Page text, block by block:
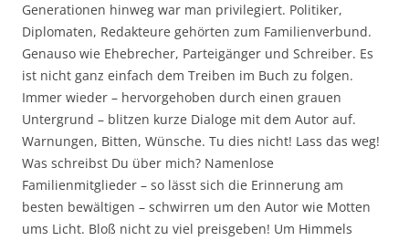
Generationen hinweg war man privilegiert. Politiker,
Diplomaten, Redakteure gehörten zum Familienverbund.
Genauso wie Ehebrecher, Parteigänger und Schreiber. Es
ist nicht ganz einfach dem Treiben im Buch zu folgen.
Immer wieder – hervorgehoben durch einen grauen
Untergrund – blitzen kurze Dialoge mit dem Autor auf.
Warnungen, Bitten, Wünsche. Tu dies nicht! Lass das weg!
Was schreibst Du über mich? Namenlose
Familienmitglieder – so lässt sich die Erinnerung am
besten bewältigen – schwirren um den Autor wie Motten
ums Licht. Bloß nicht zu viel preisgeben! Um Himmels